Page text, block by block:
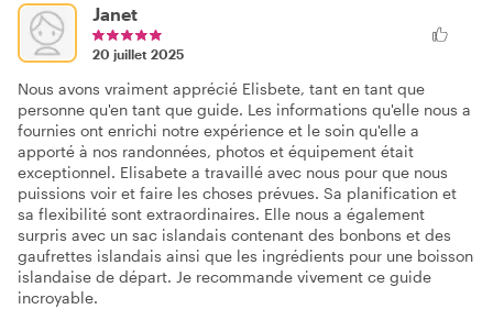
Janet
20 juillet 2025
Nous avons vraiment apprécié Elisbete, tant en tant que
personne qu'en tant que guide. Les informations qu'elle nous a
fournies ont enrichi notre expérience et le soin qu'elle a
apporté à nos randonnées, photos et équipement était
exceptionnel. Elisabete a travaillé avec nous pour que nous
puissions voir et faire les choses prévues. Sa planification et
sa flexibilité sont extraordinaires. Elle nous a également
surpris avec un sac islandais contenant des bonbons et des
gaufrettes islandais ainsi que les ingrédients pour une boisson
islandaise de départ. Je recommande vivement ce guide
incroyable.